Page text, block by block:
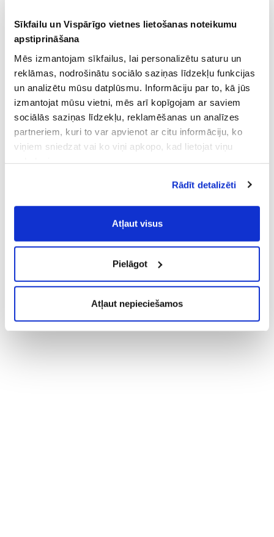
Sīkfailu un Vispārīgo vietnes lietošanas noteikumu
apstiprināšana
Mēs izmantojam sīkfailus, lai personalizētu saturu un
reklāmas, nodrošinātu sociālo saziņas līdzekļu funkcijas
un analizētu mūsu datplūsmu. Informāciju par to, kā jūs
izmantojat mūsu vietni, mēs arī kopīgojam ar saviem
sociālās saziņas līdzekļu, reklamēšanas un analīzes
partneriem, kuri to var apvienot ar citu informāciju, ko
viņiem sniedzat vai ko viņi apkopo, kad lietojat viņu
Vispārīgiem vietnes lietošanas
noteikumiem(saīsināti - VVLN).
Rādīt detalizēti
Atļaut visus
Pielāgot
Atļaut nepieciešamos